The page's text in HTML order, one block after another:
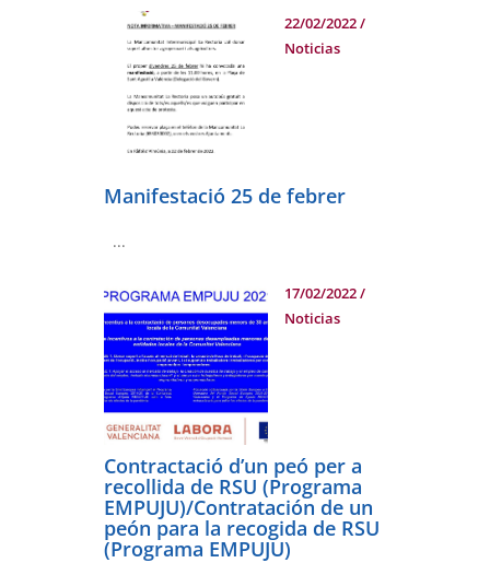
22/02/2022/
Noticias
Manifestació 25 de febrer
...
17/02/2022/
Noticias
Contractació d’un peó per a
recollida de RSU (Programa
EMPUJU)/Contratación de un
peón para la recogida de RSU
(Programa EMPUJU)